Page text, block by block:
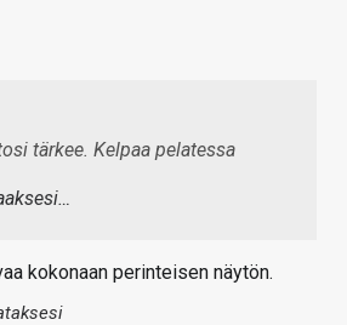
tärkee. Kelpaa pelatessa
kokonaan perinteisen näytön.